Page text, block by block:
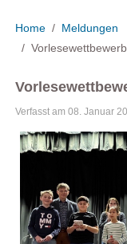
Home
Meldungen
Verfasst am 08. Januar